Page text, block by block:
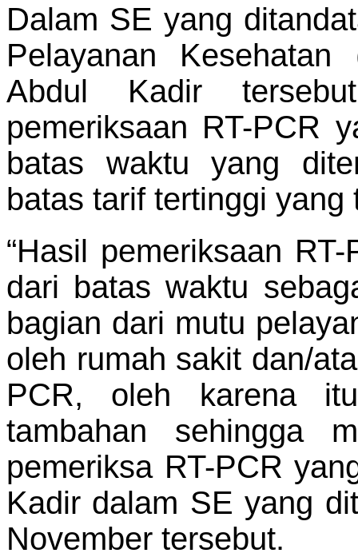
Dalam SE yang
Pelayanan Kesehatan
Abdul Kadir
pemeriksaan RT-PCR
batas waktu yang
batas tarif tertinggi
“Hasil pemeriksaan
dari batas waktu
bagian dari mutu
oleh rumah sakit dan/
PCR, oleh karena
tambahan sehingga
pemeriksa RT-PCR
Kadir dalam SE yang
November tersebut.